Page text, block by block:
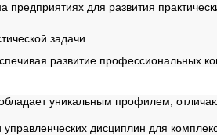
предприятиях для развития
задачи.
развитие профессиональных
уникальным профилем,
дисциплин для